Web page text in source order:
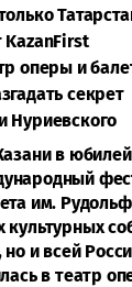
KazanFirst
оперы и
секрет
Нуриевского
в
им.
культурных
но и всей
в театр